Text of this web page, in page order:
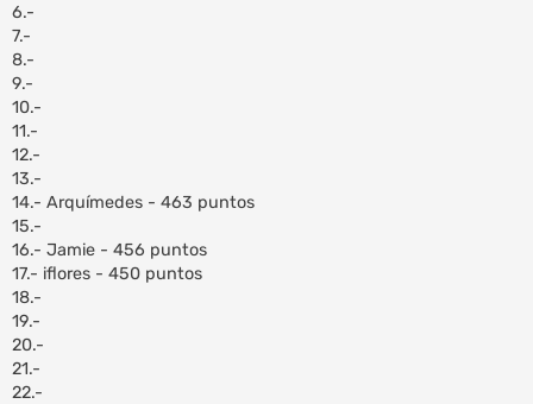
6.-
7.-
8.-
9.-
10.-
11.-
12.-
13.-
14.- Arquímedes - 463 puntos
15.-
16.- Jamie - 456 puntos
17.- iflores - 450 puntos
18.-
19.-
20.-
21.-
22.-